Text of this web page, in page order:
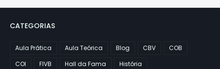
CATEGORIAS
Aula Prática Aula Teórica Blog CBV
COB
COI
FIVB Hall da Fama
História